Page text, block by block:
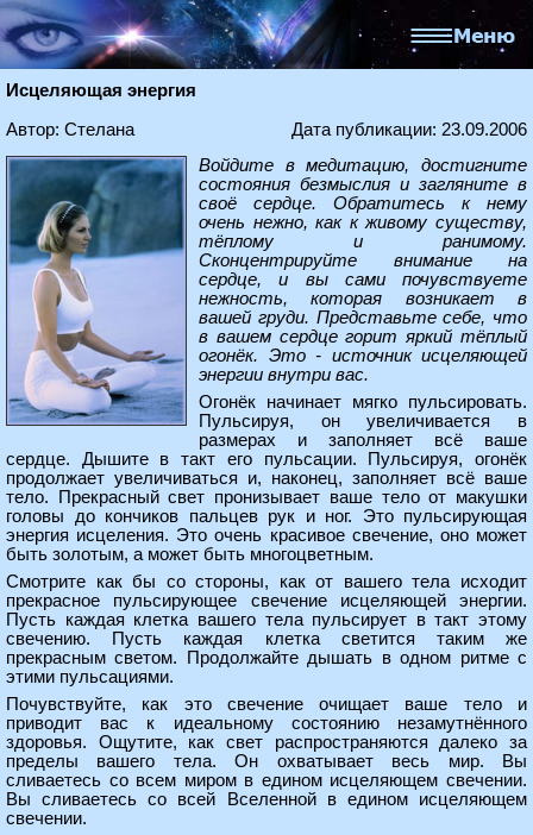
Исцеляющая энергия
Автор: Стелана
Дата публикации: 23.09.2006
Войдите в медитацию, достигните
состояния безмыслия и загляните в
своё сердце. Обратитесь к нему
очень нежно, как к живому существу,
тёплому и ранимому.
Сконцентрируйте внимание на
сердце, и вы сами почувствуете
нежность, которая возникает в
вашей груди. Представьте себе, что
в вашем сердце горит яркий тёплый
огонёк. Это - источник исцеляющей
энергии внутри вас.
Огонёк начинает мягко пульсировать.
Пульсируя, он увеличивается в
размерах и заполняет всё ваше
сердце. Дышите в такт его пульсации. Пульсируя, огонёк
продолжает увеличиваться и, наконец, заполняет всё ваше
тело. Прекрасный свет пронизывает ваше тело от макушки
головы до кончиков пальцев рук и ног. Это пульсирующая
энергия исцеления. Это очень красивое свечение, оно может
быть золотым, а может быть многоцветным.
Смотрите как бы со стороны, как от вашего тела исходит
прекрасное пульсирующее свечение исцеляющей энергии.
Пусть каждая клетка вашего тела пульсирует в такт этому
свечению. Пусть каждая клетка светится таким же
прекрасным светом. Продолжайте дышать в одном ритме с
этими пульсациями.
Почувствуйте, как это свечение очищает ваше тело и
приводит вас к идеальному состоянию незамутнённого
здоровья. Ощутите, как свет распространяются далеко за
пределы вашего тела. Он охватывает весь мир. Вы
сливаетесь со всем миром в едином исцеляющем свечении.
Вы сливаетесь со всей Вселенной в едином исцеляющем
свечении.